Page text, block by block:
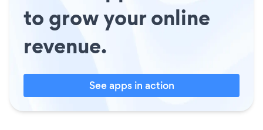
to grow your online
revenue.
See apps in action